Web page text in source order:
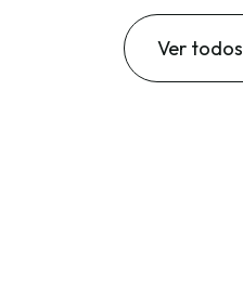
Ver todos